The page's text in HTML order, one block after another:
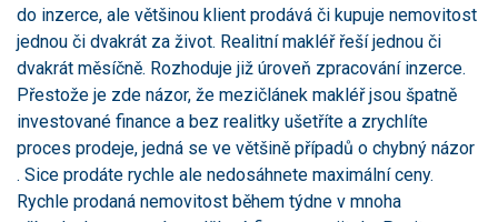
do inzerce, ale většinou klient prodává či kupuje nemovitost
jednou či dvakrát za život. Realitní makléř řeší jednou či
dvakrát měsíčně. Rozhoduje již úroveň zpracování inzerce.
Přestože je zde názor, že mezičlánek makléř jsou špatně
investované finance a bez realitky ušetříte a zrychlíte
proces prodeje, jedná se ve většině případů o chybný názor
. Sice prodáte rychle ale nedosáhnete maximální ceny.
Rychle prodaná nemovitost během týdne v mnoha